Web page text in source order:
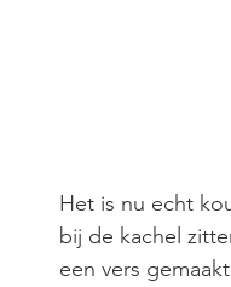
Het is nu echt
bij de kachel
een vers